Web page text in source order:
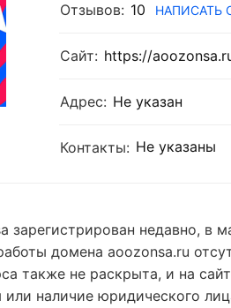
Отзывов: 10
Сайт: https://
Адрес: Не указан
Контакты: Не указаны
зарегистрирован недавно, в
домена aoozonsa.ru
также не раскрыта, и на
или наличие юридического